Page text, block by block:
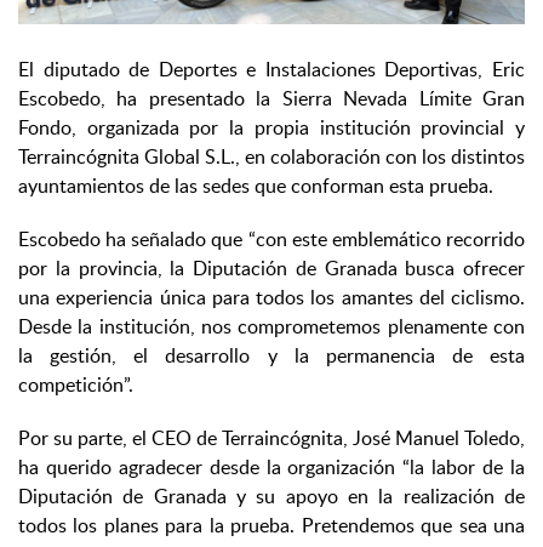
El diputado de Deportes e Instalaciones Deportivas, Eric
Escobedo, ha presentado la Sierra Nevada Límite Gran
Fondo, organizada por la propia institución provincial y
Terraincógnita Global S.L., en colaboración con los distintos
ayuntamientos de las sedes que conforman esta prueba.
Escobedo ha señalado que “con este emblemático recorrido
por la provincia, la Diputación de Granada busca ofrecer
una experiencia única para todos los amantes del ciclismo.
Desde la institución, nos comprometemos plenamente con
la gestión, el desarrollo y la permanencia de esta
competición”.
Por su parte, el CEO de Terraincógnita, José Manuel Toledo,
ha querido agradecer desde la organización “la labor de la
Diputación de Granada y su apoyo en la realización de
todos los planes para la prueba. Pretendemos que sea una